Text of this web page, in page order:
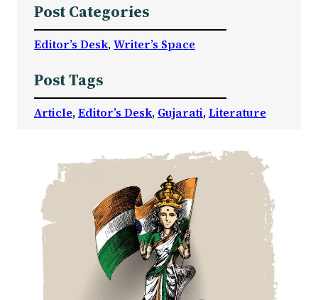
Post Categories
Editor’s Desk, Writer’s Space
Post Tags
Article, Editor’s Desk, Gujarati, Literature